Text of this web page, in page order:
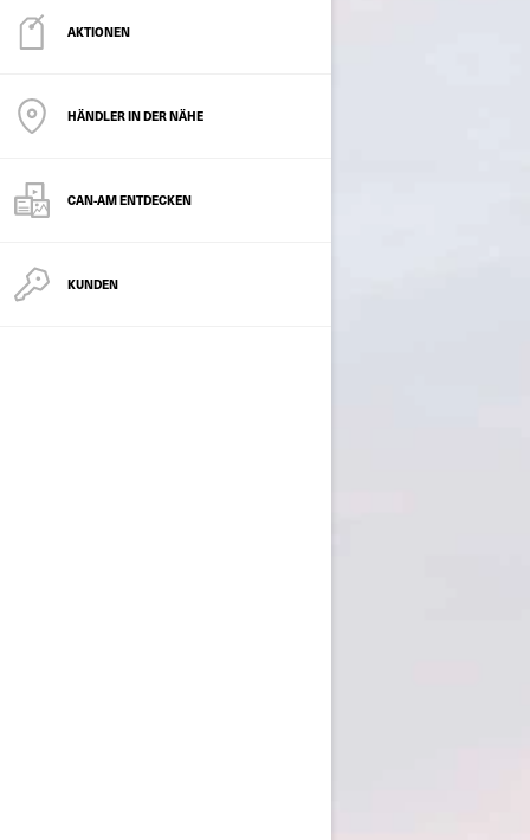
AKTIONEN
HÄNDLER IN DER NÄHE
CAN-AM ENTDECKEN
KUNDEN